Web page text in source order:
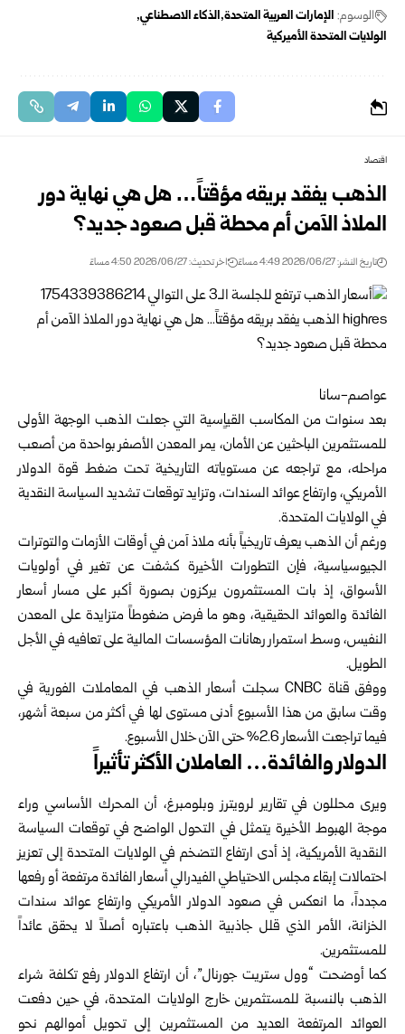
الوسوم: الإمارات العربية المتحدة الذكاء ‏الاصطناعي
الولايات المتحدة الأميركية
اقتصاد
الذهب يفقد بريقه مؤقتاً… هل هي نهاية دور
الملاذ الآمن أم محطة قبل صعود جديد؟
تاريخ النشر: 2026/06/27 4:49 مساءً اخر تحديث: 2026/06/27 4:50 مساءً
عواصم-سانا
بعد سنوات من المكاسب القياٍسية التي جعلت الذهب الوجهة الأولى
للمستثمرين الباحثين عن الأمان، يمر المعدن الأصفر بواحدة من أصعب
مراحله، مع تراجعه عن مستوياته التاريخية تحت ضغط قوة الدولار
الأمريكي، وارتفاع عوائد السندات، وتزايد توقعات تشديد السياسة النقدية
في الولايات المتحدة.
ورغم أن الذهب يعرف تاريخياً بأنه ملاذ آمن في أوقات الأزمات والتوترات
الجيوسياسية، فإن التطورات الأخيرة كشفت عن تغير في أولويات
الأسواق، إذ بات المستثمرون يركزون بصورة أكبر على مسار أسعار
الفائدة والعوائد الحقيقية، وهو ما فرض ضغوطاً متزايدة على المعدن
النفيس، وسط استمرار رهانات المؤسسات المالية على تعافيه في الأجل
الطويل.
ووفق قناة CNBC سجلت
أسعار الذهب في المعاملات الفورية في
وقت سابق من هذا الأسبوع أدنى مستوى لها في أكثر من سبعة أشهر،
فيما تراجعت الأسعار 2.6% حتى الآن خلال الأسبوع.
الدولار والفائدة… العاملان الأكثر تأثيراً
ويرى محللون في تقارير لرويترز وبلومبرغ، أن المحرك الأساسي وراء
موجة الهبوط الأخيرة يتمثل في التحول الواضح في توقعات السياسة
النقدية الأمريكية، إذ أدى ارتفاع التضخم في الولايات المتحدة إلى تعزيز
احتمالات إبقاء مجلس الاحتياطي الفيدرالي أسعار الفائدة مرتفعة أو رفعها
مجدداً، ما انعكس في صعود الدولار الأمريكي وارتفاع عوائد سندات
الخزانة، الأمر الذي قلل جاذبية الذهب باعتباره أصلاً لا يحقق عائداً
للمستثمرين.
كما أوضحت “وول ستريت جورنال”، أن ارتفاع الدولار رفع تكلفة شراء
الذهب بالنسبة للمستثمرين خارج الولايات المتحدة، في حين دفعت
العوائد المرتفعة العديد من المستثمرين إلى تحويل أموالهم نحو